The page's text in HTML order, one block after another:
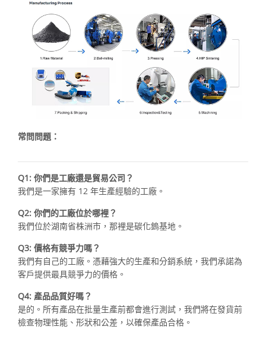
常問問題：
Q1: 你們是工廠還是貿易公司？
我們是一家擁有 12 年生產經驗的工廠。
Q2: 你們的工廠位於哪裡？
我們位於湖南省株洲市，那裡是碳化鎢基地。
Q3: 價格有競爭力嗎？
我們有自己的工廠。憑藉強大的生產和分銷系統，我們承諾為
客戶提供最具競爭力的價格。
Q4: 產品品質好嗎？
是的。所有產品在批量生產前都會進行測試，我們將在發貨前
檢查物理性能、形狀和公差，以確保產品合格。